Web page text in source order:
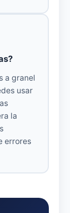
a granel
usar
la
errores